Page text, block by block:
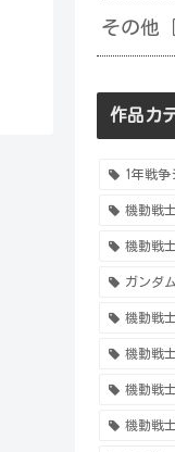
その他
作品カ
1年戦争
機動戦
機動戦
ガンダ
機動戦
機動戦士
機動戦
機動戦士